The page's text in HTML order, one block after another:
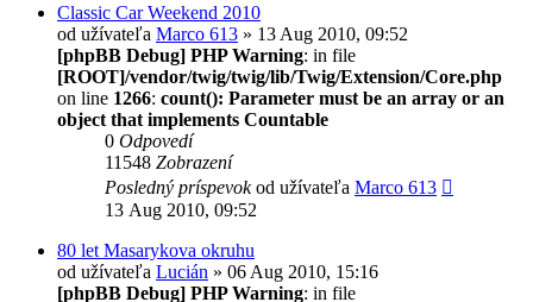
Classic Car Weekend 2010
od užívateľa Marco 613 » 13 Aug 2010, 09:52
[phpBB Debug] PHP Warning: in file
[ROOT]/vendor/twig/twig/lib/Twig/Extension/Core.php
on line 1266: count(): Parameter must be an array or an
object that implements Countable
0 Odpovedí
11548 Zobrazení
Posledný príspevokod užívateľa Marco 613
13 Aug 2010, 09:52
80 let Masarykova okruhu
od užívateľa Lucián » 06 Aug 2010, 15:16
[phpBB Debug] PHP Warning: in file